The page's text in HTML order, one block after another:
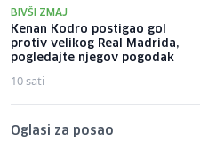
BIVŠI ZMAJ
Kenan Kodro postigao gol
protiv velikog Real Madrida,
pogledajte njegov pogodak
10 sati
Oglasi za posao